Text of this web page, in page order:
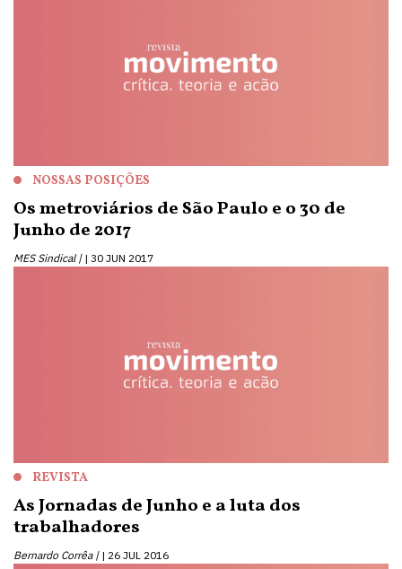
NOSSAS POSIÇÕES
Os metroviários de São Paulo e o 30 de
Junho de 2017
MES Sindical | 30 JUN 2017
REVISTA
As Jornadas de Junho e a luta dos
trabalhadores
Bernardo Corrêa | 26 JUL 2016